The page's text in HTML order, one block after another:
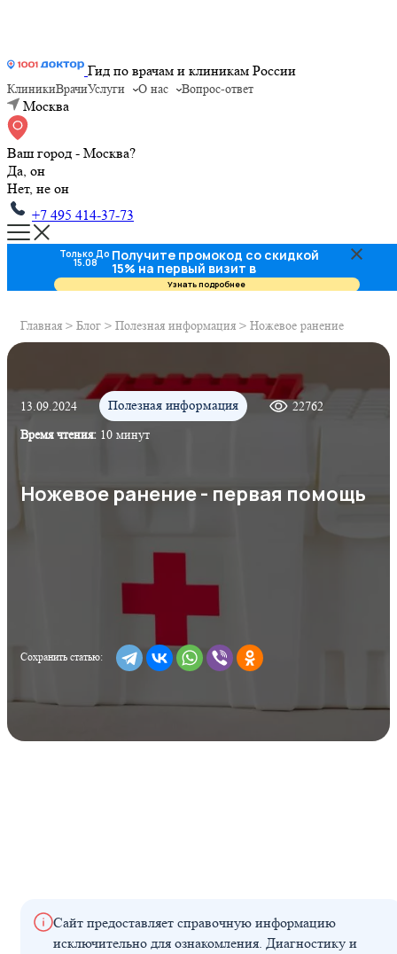
Гид по врачам и клиникам России
КлиникиВрачиУслуги О нас Вопрос-ответ
Москва
Ваш город - Москва?
Да, он
Нет, не он
+7 495 414-37-73
Главная > Блог > Полезная информация > Ножевое ранение
13.09.2024 Полезная информация
22762
Время чтения: 10 минут
Ножевое ранение - первая помощь
Сохранить статью:
Сайт предоставляет справочную информацию
исключительно для ознакомления. Диагностику и
Только До
15.08 Получите промокод со скидкой
15% на первый визит в
стоматологию
Узнать подробнее